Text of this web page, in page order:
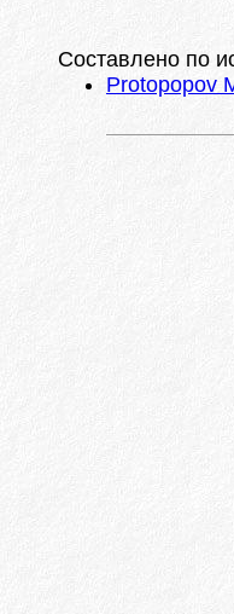
Составлено по
Protopopov